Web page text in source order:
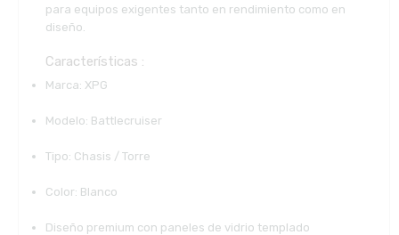
para equipos exigentes tanto en rendimiento como en
diseño.
Características :
Marca: XPG
Modelo: Battlecruiser
Tipo: Chasis / Torre
Color: Blanco
Diseño premium con paneles de vidrio templado